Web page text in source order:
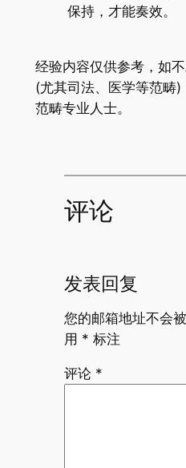
保持，才能奏效。
经验内容仅供参考，如
(尤其司法、医学等范畴
范畴专业人士。
评论
发表回复
您的邮箱地址不会被
用 * 标注
评论 *